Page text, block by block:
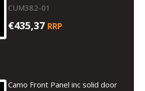
CUM382-01
€435,37 RRP
Camo Front Panel inc solid door